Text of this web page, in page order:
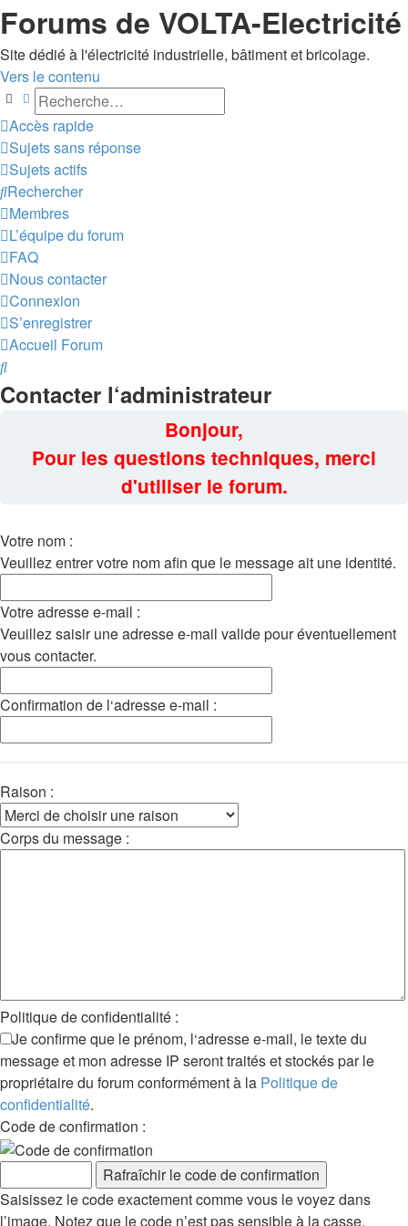
Forums de VOLTA-Electricité
Site dédié à l'électricité industrielle, bâtiment et bricolage.
Vers le contenu
Rechercher
Recherche avancée
Accès rapide
Sujets sans réponse
Sujets actifs
Rechercher
Membres
L’équipe du forum
FAQ
Nous contacter
Connexion
S’enregistrer
Accueil Forum
Rechercher
Contacter l‘administrateur
Bonjour,
Pour les questions techniques, merci
d'utiliser le forum.
Votre nom :
Veuillez entrer votre nom afin que le message ait une identité.
Votre adresse e-mail :
Veuillez saisir une adresse e-mail valide pour éventuellement
vous contacter.
Confirmation de l‘adresse e-mail :
Raison :
Corps du message :
Politique de confidentialité :
Je confirme que le prénom, l‘adresse e-mail, le texte du
message et mon adresse IP seront traités et stockés par le
propriétaire du forum conformément à la Politique de
confidentialité.
Code de confirmation :
Saisissez le code exactement comme vous le voyez dans
l’image. Notez que le code n’est pas sensible à la casse.